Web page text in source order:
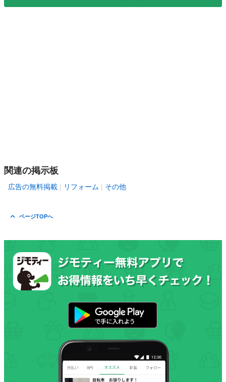
関連の掲示板
広告の無料掲載 リフォーム その他
ページTOPへ